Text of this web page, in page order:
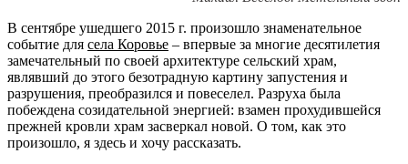
В сентябре ушедшего 2015 г. произошло знаменательное
событие для села Коровье – впервые за многие десятилетия
замечательный по своей архитектуре сельский храм,
являвший до этого безотрадную картину запустения и
разрушения, преобразился и повеселел. Разруха была
побеждена созидательной энергией: взамен прохудившейся
прежней кровли храм засверкал новой. О том, как это
произошло, я здесь и хочу рассказать.